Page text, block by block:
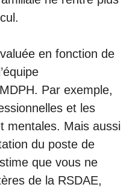
en fonction de
Par exemple,
et les
mentales. Mais aussi
du poste de
que vous ne
de la RSDAE,